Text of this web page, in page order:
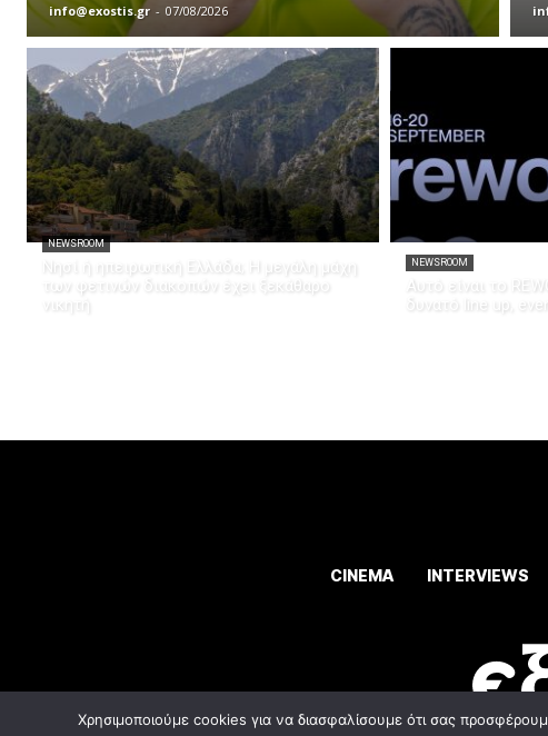
info@exostis.gr - 07/08/2026
NEWSROOM
Νησί ή ηπειρωτική Ελλάδα; Η μεγάλη μάχη
των φετινών διακοπών έχει ξεκάθαρο
νικητή
NEWSROOM
Αυτό είναι το
δυνατό line up, ever!
CINEMA INTERVIEWS
Χρησιμοποιούμε cookies για να διασφαλίσουμε ότι σας